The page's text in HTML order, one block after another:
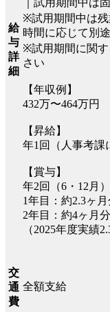
給
与
詳
細
｜試用期間中は
※試用期間中は
時間に応じて別途
※試用期間に関
さい
【年収例】
432万〜464万円
【昇給】
年1回（人事考課
【賞与】
年2回（6・12月）
1年目：約2.3ヶ
2年目：約4ヶ月
（2025年度実績
交
通
費
全額支給